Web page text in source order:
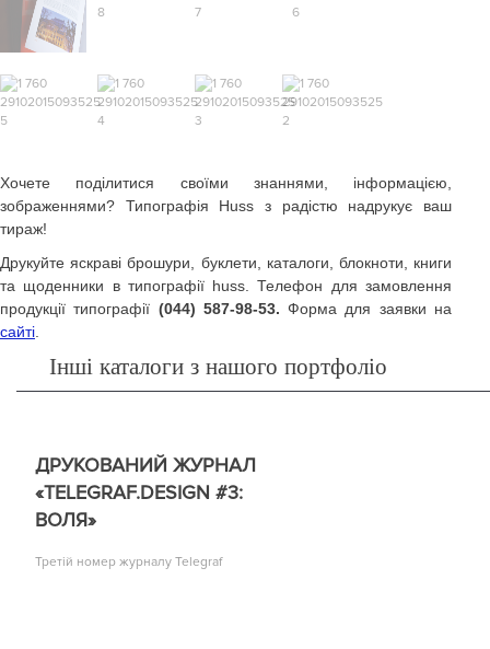
Хочете поділитися своїми знаннями, інформацією,
зображеннями? Типографія Huss з радістю надрукує ваш
тираж!
Друкуйте яскраві брошури, буклети, каталоги, блокноти, книги
та щоденники в типографії huss. Телефон для замовлення
продукції типографії (044) 587-98-53. Форма для заявки на
сайті
Інші каталоги з нашого портфоліо
ДРУКОВАНИЙ ЖУРНАЛ
«TELEGRAF.DESIGN #3:
ВОЛЯ»
Третій номер журналу Telegraf